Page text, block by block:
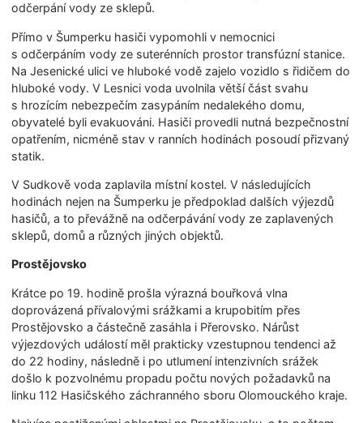
odčerpání vody ze sklepů.
Přímo v Šumperku hasiči vypomohli v nemocnici
s odčerpáním vody ze suterénních prostor transfúzní stanice.
Na Jesenické ulici ve hluboké vodě zajelo vozidlo s řidičem do
hluboké vody. V Lesnici voda uvolnila větší část svahu
s hrozícím nebezpečím zasypáním nedalekého domu,
obyvatelé byli evakuováni. Hasiči provedli nutná bezpečnostní
opatřením, nicméně stav v ranních hodinách posoudí přizvaný
statik.
V Sudkově voda zaplavila místní kostel. V následujících
hodinách nejen na Šumperku je předpoklad dalších výjezdů
hasičů, a to převážně na odčerpávání vody ze zaplavených
sklepů, domů a různých jiných objektů.
Prostějovsko
Krátce po 19. hodině prošla výrazná bouřková vlna
doprovázená přívalovými srážkami a krupobitím přes
Prostějovsko a částečně zasáhla i Přerovsko. Nárůst
výjezdových událostí měl prakticky vzestupnou tendenci až
do 22 hodiny, následně i po utlumení intenzivních srážek
došlo k pozvolnému propadu počtu nových požadavků na
linku 112 Hasičského záchranného sboru Olomouckého kraje.